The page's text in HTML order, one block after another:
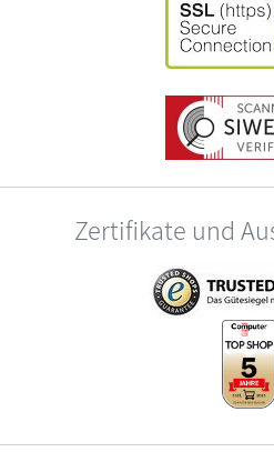
Zertifikate und